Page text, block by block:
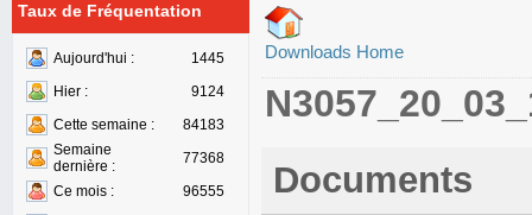
Taux de Fréquentation
Aujourd'hui :
1445
Hier :
9124
Cette semaine :
84183
Semaine
dernière :
77368
Ce mois :
96555
Downloads Home
Documents